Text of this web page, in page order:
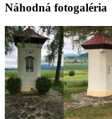
Náhodná fotogaléria